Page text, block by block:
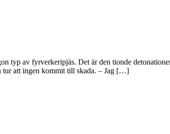
typ av fyrverkeripjäs. Det är den tionde
tur att ingen kommit till skada. – Jag […]